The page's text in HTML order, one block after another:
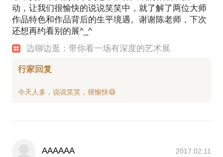
动，让我们很愉快的说说笑笑中，就了解了两位大师
作品特色和作品背后的生平境遇。谢谢陈老师，下次
还想再约看别的展^_^
边聊边逛：带你看一场有深度的艺术展
行家回复
AAAAAA 2017.02.11